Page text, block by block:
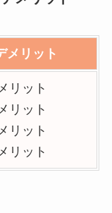
メリット
リット
リット
リット
リット